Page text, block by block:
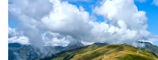
Mehrtagesreisen
Tagesreisen
Bus anmieten
Transporte